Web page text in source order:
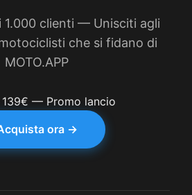
1.000 clienti — Unisciti agli
che si fidano di
MOTO.APP
139€ — Promo lancio
ora →